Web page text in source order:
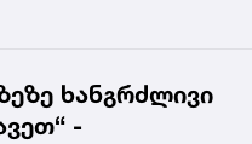
ხანგრძლივი
-